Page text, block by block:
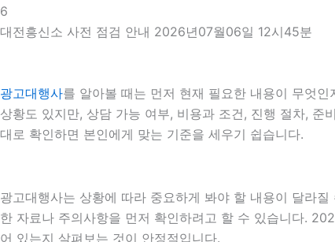
6
대전흥신소 사전 점검 안내 2026년07월06일 12시45분
광고대행사를 알아볼 때는 먼저 현재 필요한 내용이 무엇
상황도 있지만, 상담 가능 여부, 비용과 조건, 진행 절차,
대로 확인하면 본인에게 맞는 기준을 세우기 쉽습니다.
광고대행사는 상황에 따라 중요하게 봐야 할 내용이 달라
한 자료나 주의사항을 먼저 확인하려고 할 수 있습니다.
어 있는지 살펴보는 것이 안정적입니다.